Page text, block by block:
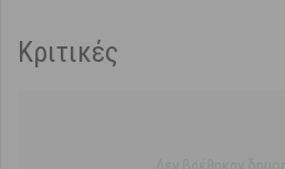
Κριτικές